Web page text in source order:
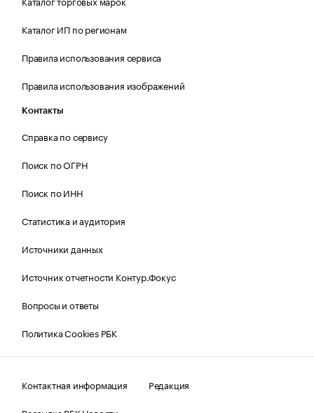
Каталог ИП по регионам
Правила использования сервиса
Правила использования изображений
Контакты
Справка по сервису
Поиск по ОГРН
Поиск по ИНН
Статистика и аудитория
Источники данных
Источник отчетности Контур.Фокус
Вопросы и ответы
Политика Cookies РБК
Контактная информация
Редакция